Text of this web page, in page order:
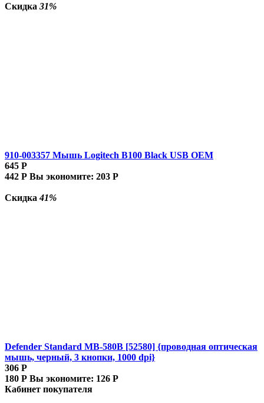
Скидка 31%
910-003357 Мышь Logitech B100 Black USB OEM
645 Р
442 Р Вы экономите: 203 Р
Скидка41%
Defender Standard MB-580B [52580] {проводная оптическая
мышь, черный, 3 кнопки, 1000 dpi}
306 Р
180 Р Вы экономите: 126 Р
Кабинет покупателя